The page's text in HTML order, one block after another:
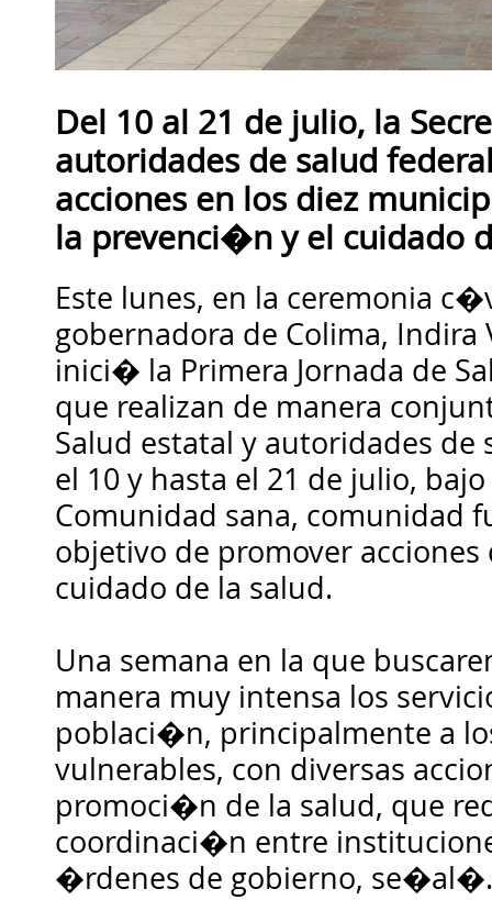
Del 10 al 21 de julio, la
autoridades de salud
acciones en los diez
la prevenci�n y el cuidado
Este lunes, en la ceremonia
gobernadora de Colima, Indira
inici� la Primera Jornada de
que realizan de manera
Salud estatal y autoridades de
el 10 y hasta el 21 de julio,
Comunidad sana, comunidad
objetivo de promover
cuidado de la salud.
Una semana en la que
manera muy intensa los
poblaci�n, principalmente a
vulnerables, con diversas
promoci�n de la salud, que
coordinaci�n entre
�rdenes de gobierno, se�al�.